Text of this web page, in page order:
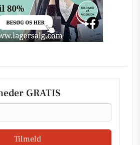
GRATIS
Tilmeld